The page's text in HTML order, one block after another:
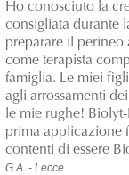
Ho conosciuto la
consigliata durante
preparare il perineo
come terapista
famiglia. Le miei
agli arrossamenti
le mie rughe!
prima applicazione
contenti di essere
G.A. - Lecce